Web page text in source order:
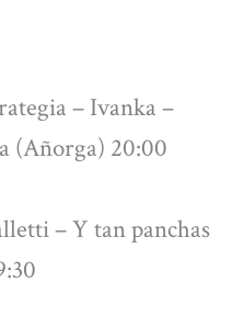
– Ivanka –
(Añorga) 20:00
– Y tan panchas